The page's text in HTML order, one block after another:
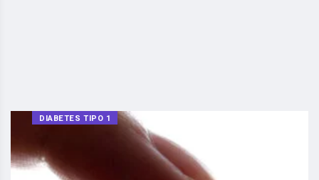
DIABETES TIPO 1